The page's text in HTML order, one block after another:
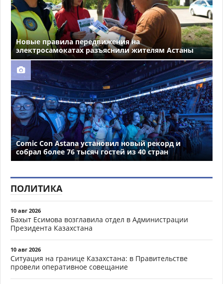
Новые правила передвижения на
электросамокатах разъяснили жителям Астаны
Comic Con Astana установил новый рекорд и
собрал более 76 тысяч гостей из 40 стран
ПОЛИТИКА
10 авг 2026
Бахыт Есимова возглавила отдел в Администрации
Президента Казахстана
10 авг 2026
Ситуация на границе Казахстана: в Правительстве
провели оперативное совещание